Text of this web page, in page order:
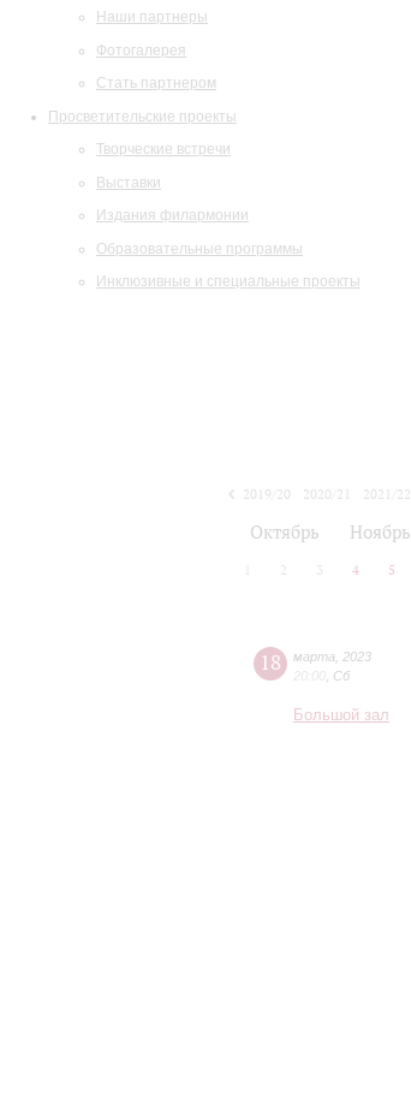
Наши партнеры
Фотогалерея
Стать партнером
Просветительские проекты
Творческие встречи
Выставки
Издания филармонии
Образовательные программы
Инклюзивные и специальные проекты
2019/20
2020/21 2021/22
Октябрь Ноябрь
2 3 4 5
18 марта
2023
20:00 Сб
Большой зал